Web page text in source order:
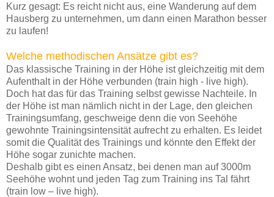
Kurz gesagt: Es reicht nicht aus, eine Wanderung auf dem
Hausberg zu unternehmen, um dann einen Marathon besser
zu laufen!
Welche methodischen Ansätze gibt es?
Das klassische Training in der Höhe ist gleichzeitig mit dem
Aufenthalt in der Höhe verbunden (train high - live high).
Doch hat das für das Training selbst gewisse Nachteile. In
der Höhe ist man nämlich nicht in der Lage, den gleichen
Trainingsumfang, geschweige denn die von Seehöhe
gewohnte Trainingsintensität aufrecht zu erhalten. Es leidet
somit die Qualität des Trainings und könnte den Effekt der
Höhe sogar zunichte machen.
Deshalb gibt es einen Ansatz, bei denen man auf 3000m
Seehöhe wohnt und jeden Tag zum Training ins Tal fährt
(train low – live high).